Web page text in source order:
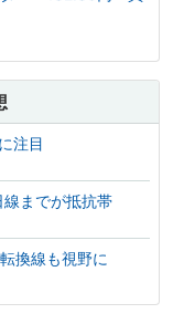
注目
線までが抵抗帯
換線も視野に